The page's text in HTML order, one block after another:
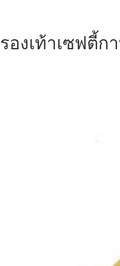
รองเท้าเซฟตี้ก